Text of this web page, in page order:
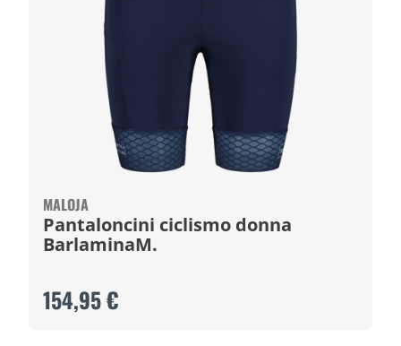
MALOJA
Pantaloncini ciclismo donna
BarlaminaM.
154,95 €